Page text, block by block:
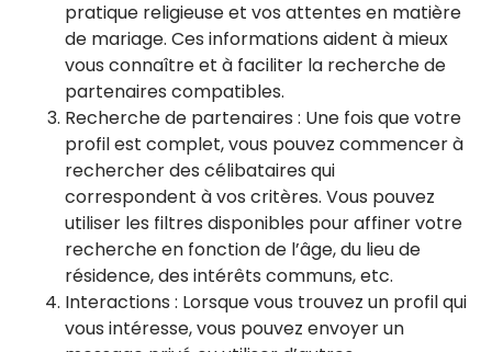
pratique religieuse et vos attentes en matière
de mariage. Ces informations aident à mieux
vous connaître et à faciliter la recherche de
partenaires compatibles.
Recherche de partenaires : Une fois que votre
profil est complet, vous pouvez commencer à
rechercher des célibataires qui
correspondent à vos critères. Vous pouvez
utiliser les filtres disponibles pour affiner votre
recherche en fonction de l’âge, du lieu de
résidence, des intérêts communs, etc.
Interactions : Lorsque vous trouvez un profil qui
vous intéresse, vous pouvez envoyer un